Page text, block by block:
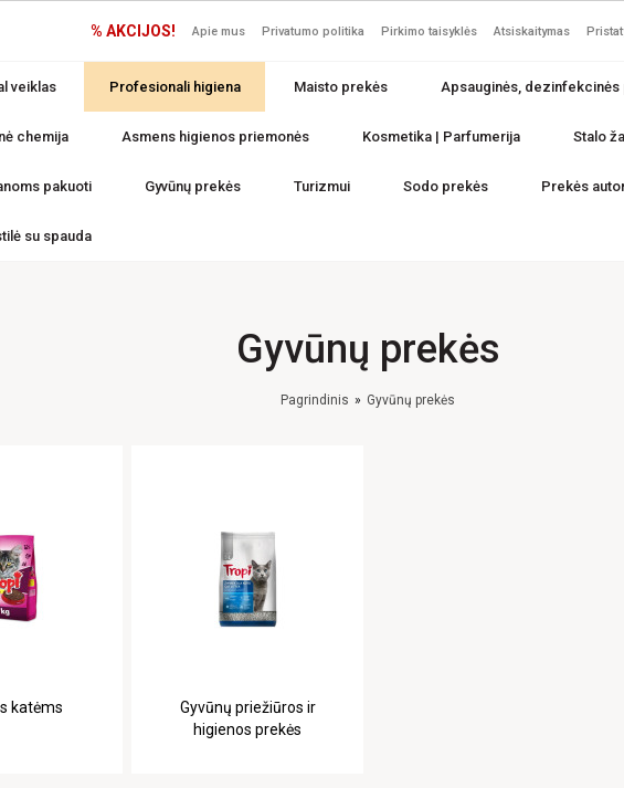
% AKCIJOS! Apie mus Privatumo politika Pirkimo taisyklės Atsiskaitymas
veiklas Profesionali higiena Maisto prekės Apsauginės, dezinfekcinės
chemija Asmens higienos priemonės Kosmetika | Parfumerija Stalo
pakuoti Gyvūnų prekės Turizmui Sodo prekės Prekės
su spauda
Gyvūnų prekės
Pagrindinis Gyvūnų prekės
katėms
Gyvūnų priežiūros ir
higienos prekės